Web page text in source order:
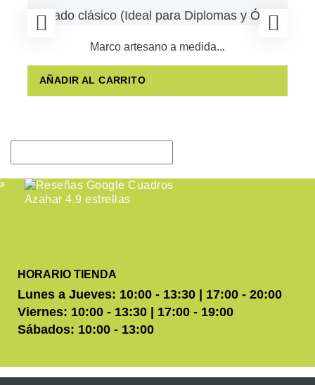
Marco artesano a medida...
AÑADIR AL CARRITO
HORARIO TIENDA
Lunes a Jueves: 10:00 - 13:30 | 17:00 - 20:00
Viernes: 10:00 - 13:30 | 17:00 - 19:00
Sábados: 10:00 - 13:00